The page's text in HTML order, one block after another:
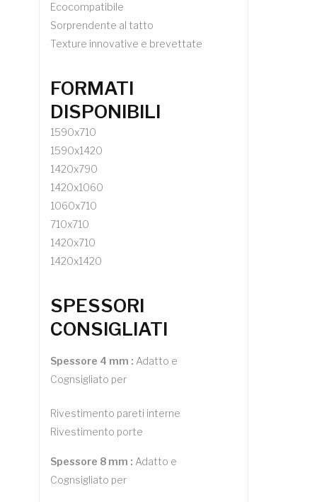
Ecocompatibile
Sorprendente al tatto
Texture innovative e brevettate
FORMATI
DISPONIBILI
1590x710
1590x1420
1420x790
1420x1060
1060x710
710x710
1420x710
1420x1420
SPESSORI
CONSIGLIATI
Spessore 4 mm : Adatto e
Cognsigliato per
Rivestimento pareti interne
Rivestimento porte
Spessore 8 mm : Adatto e
Cognsigliato per